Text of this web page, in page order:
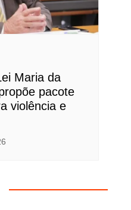
Maria da
pacote
violência e